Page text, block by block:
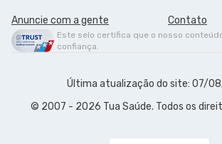
Anuncie com a gente Contato
Este selo certifica que o nosso
confiança.
Última atualização do site: 07/
© 2007 - 2026 Tua Saúde. Todos os